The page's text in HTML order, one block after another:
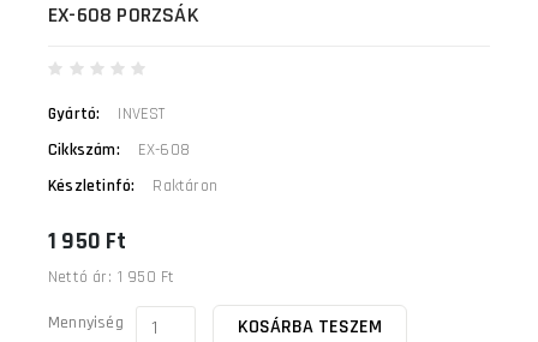
EX-608 PORZSÁK
Gyártó:
INVEST
Cikkszám:
EX-608
Készletinfó:
Raktáron
1 950 Ft
Nettó ár: 1 950 Ft
Mennyiség KOSÁRBA TESZEM